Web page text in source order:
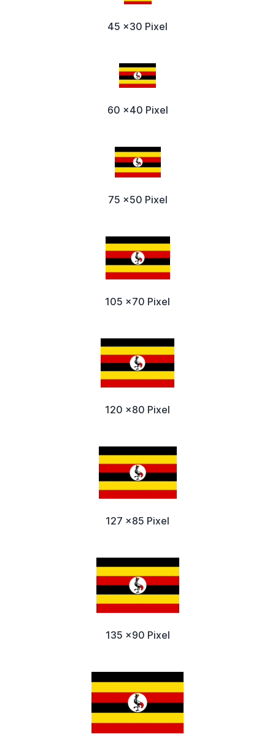
45 x30 Pixel
60 x40 Pixel
75 x50 Pixel
105 x70 Pixel
120 x80 Pixel
127 x85 Pixel
135 x90 Pixel